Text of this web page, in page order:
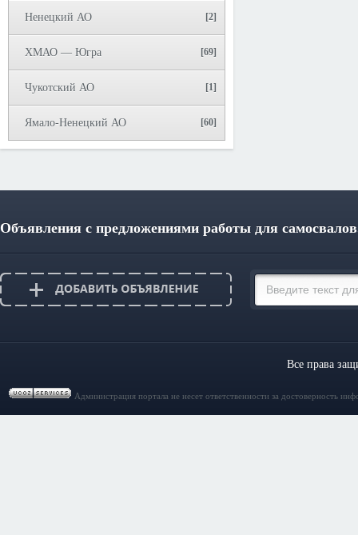
Ненецкий АО [2]
ХМАО — Югра [69]
Чукотский АО [1]
Ямало-Ненецкий АО [60]
Объявления с предложениями работы для
Все права
Администрация портала не несет ответственности за достоверность